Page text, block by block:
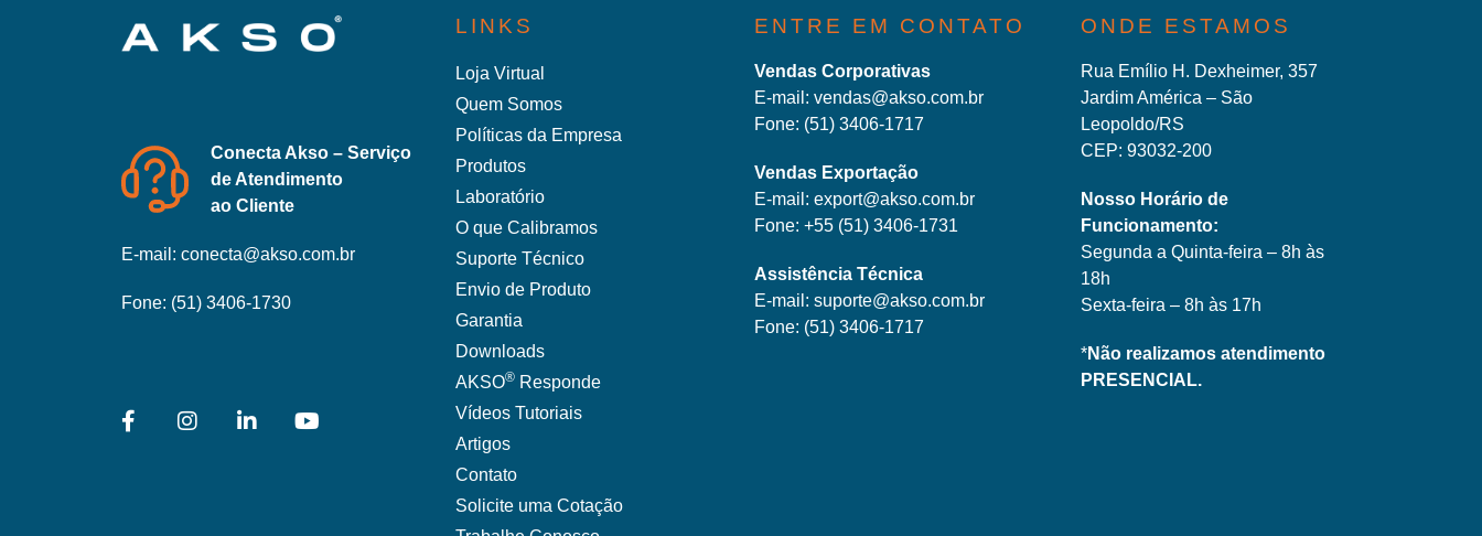
Conecta Akso – Serviço
de Atendimento
ao Cliente
E-mail: conecta@akso.com.br
Fone: (51) 3406-1730
LINKS
Loja Virtual
Quem Somos
Políticas da Empresa
Produtos
Laboratório
O que Calibramos
Suporte Técnico
Envio de Produto
Garantia
Downloads
AKSO® Responde
Vídeos Tutoriais
Artigos
Contato
Solicite uma Cotação
ENTRE EM CONTATO
Vendas Corporativas
E-mail:vendas@akso.com.br
Fone: (51) 3406-1717
Vendas Exportação
E-mail:export@akso.com.br
Fone:+55 (51) 3406-1731
Assistência Técnica
E-mail:suporte@akso.com.br
Fone: (51) 3406-1717
ONDE ESTAMOS
Rua Emílio H. Dexheimer, 357
Jardim América – São
Leopoldo/RS
CEP: 93032-200
Nosso Horário de
Funcionamento:
Segunda a Quinta-feira – 8h às
18h
Sexta-feira – 8h às 17h
*Não realizamos atendimento
PRESENCIAL.